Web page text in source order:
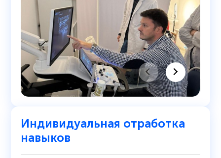
Индивидуальная отработка
навыков